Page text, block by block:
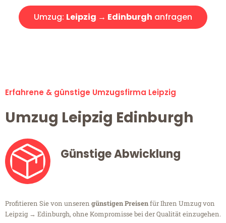
Umzug: Leipzig → Edinburgh anfragen
Erfahrene & günstige Umzugsfirma Leipzig
Umzug Leipzig Edinburgh
Günstige Abwicklung
Profitieren Sie von unseren günstigen Preisenfür Ihren Umzug von
Leipzig → Edinburgh, ohne Kompromisse bei der Qualität einzugehen.